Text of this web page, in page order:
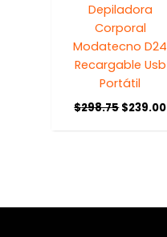
Depiladora
Corporal
Modatecno D24
Recargable Usb
Portátil
$298.75$239.00